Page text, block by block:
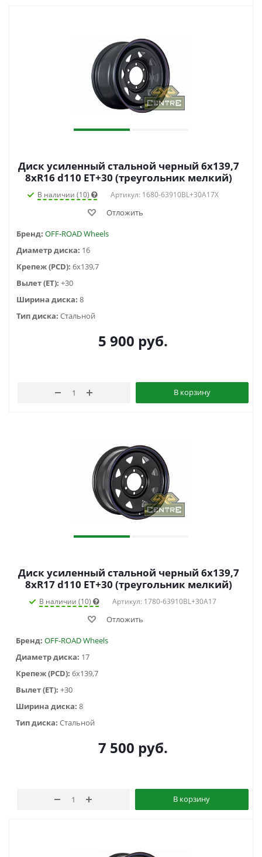
Диск усиленный стальной черный 6x139,7
8xR16 d110 ET+30 (треугольник мелкий)
В наличии (10) Артикул: 1680-63910BL+30A17X
Отложить
Бренд: OFF-ROAD Wheels
Диаметр диска: 16
Крепеж (PCD): 6x139,7
Вылет (ET): +30
Ширина диска: 8
Тип диска: Стальной
5 900 руб.
В корзину
Диск усиленный стальной черный 6x139,7
8xR17 d110 ET+30 (треугольник мелкий)
В наличии (10) Артикул: 1780-63910BL+30A17
Отложить
Бренд: OFF-ROAD Wheels
Диаметр диска: 17
Крепеж (PCD): 6x139,7
Вылет (ET): +30
Ширина диска: 8
Тип диска: Стальной
7 500 руб.
В корзину